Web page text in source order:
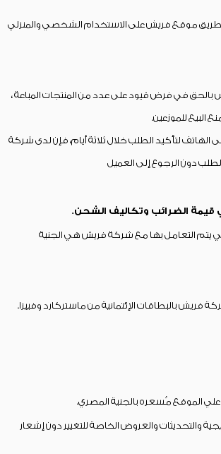
طريق موقع فريش على الاستخدام الشخصي والمنزلي
في فرض قيود على عدد من المنتجات المباعة ،
البيع للموزعين.
الهاتف لتأكيد الطلب خلال ثلاثة أيام، فإن لدى شركة
دون الرجوع إلى العميل
قيمة الضرائب وتكاليف الشحن.
يتم التعامل بها مع شركة فريش هي الجنية
والتحديثات والعروض الخاصة للتغيير دون إشعار